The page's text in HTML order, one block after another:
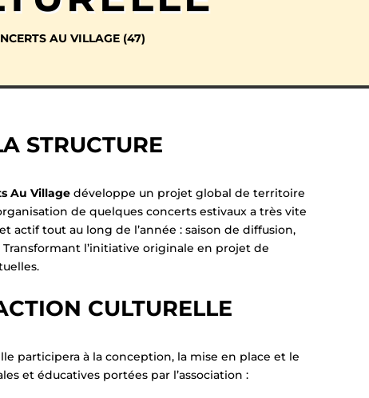
AU VILLAGE (47)
STRUCTURE
Au Villagedéveloppe un projet global de territoire
de quelques concerts estivaux a très vite
actif tout au long de l’année : saison de diffusion,
l’initiative originale en projet de
CULTURELLE
participera à la conception, la mise en place et le
et éducatives portées par l’association :